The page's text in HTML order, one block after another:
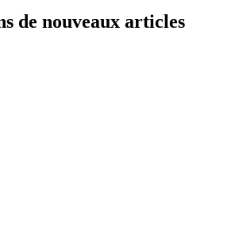
de nouveaux articles